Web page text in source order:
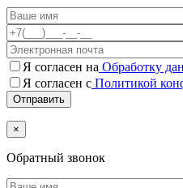
Я согласен на Обработку
Я согласен с Политикой
×
Обратный звонок